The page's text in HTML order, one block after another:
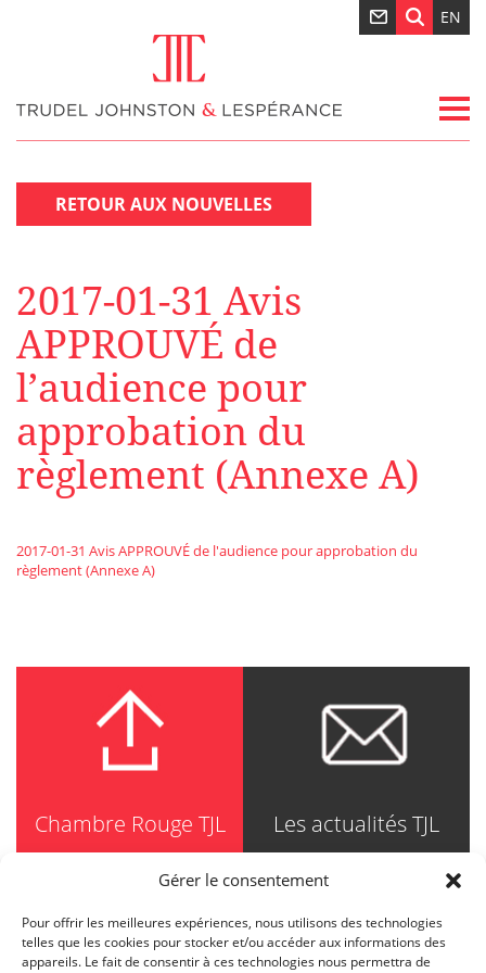
Gérer le consentement
Pour offrir les meilleures expériences, nous utilisons des technologies
telles que les cookies pour stocker et/ou accéder aux informations des
appareils. Le fait de consentir à ces technologies nous permettra de
EN
RETOUR AUX NOUVELLES
2017-01-31 Avis
APPROUVÉ de
l’audience pour
approbation du
règlement (Annexe A)
2017-01-31 Avis APPROUVÉ de l'audience pour approbation du
règlement (Annexe A)
Chambre Rouge TJL Les actualités TJL
TRUDEL JOHNSTON & LESPÉRANCE
Avocats / Barristers & Solicitors